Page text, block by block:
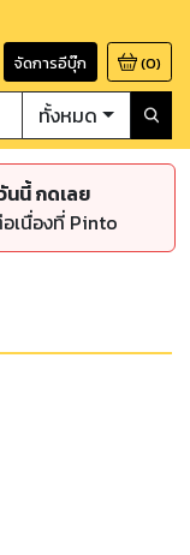
จัดการอีบุ๊ก (0)
ทั้งหมด
นนี้ กดเลย
เนื่องที่ Pinto